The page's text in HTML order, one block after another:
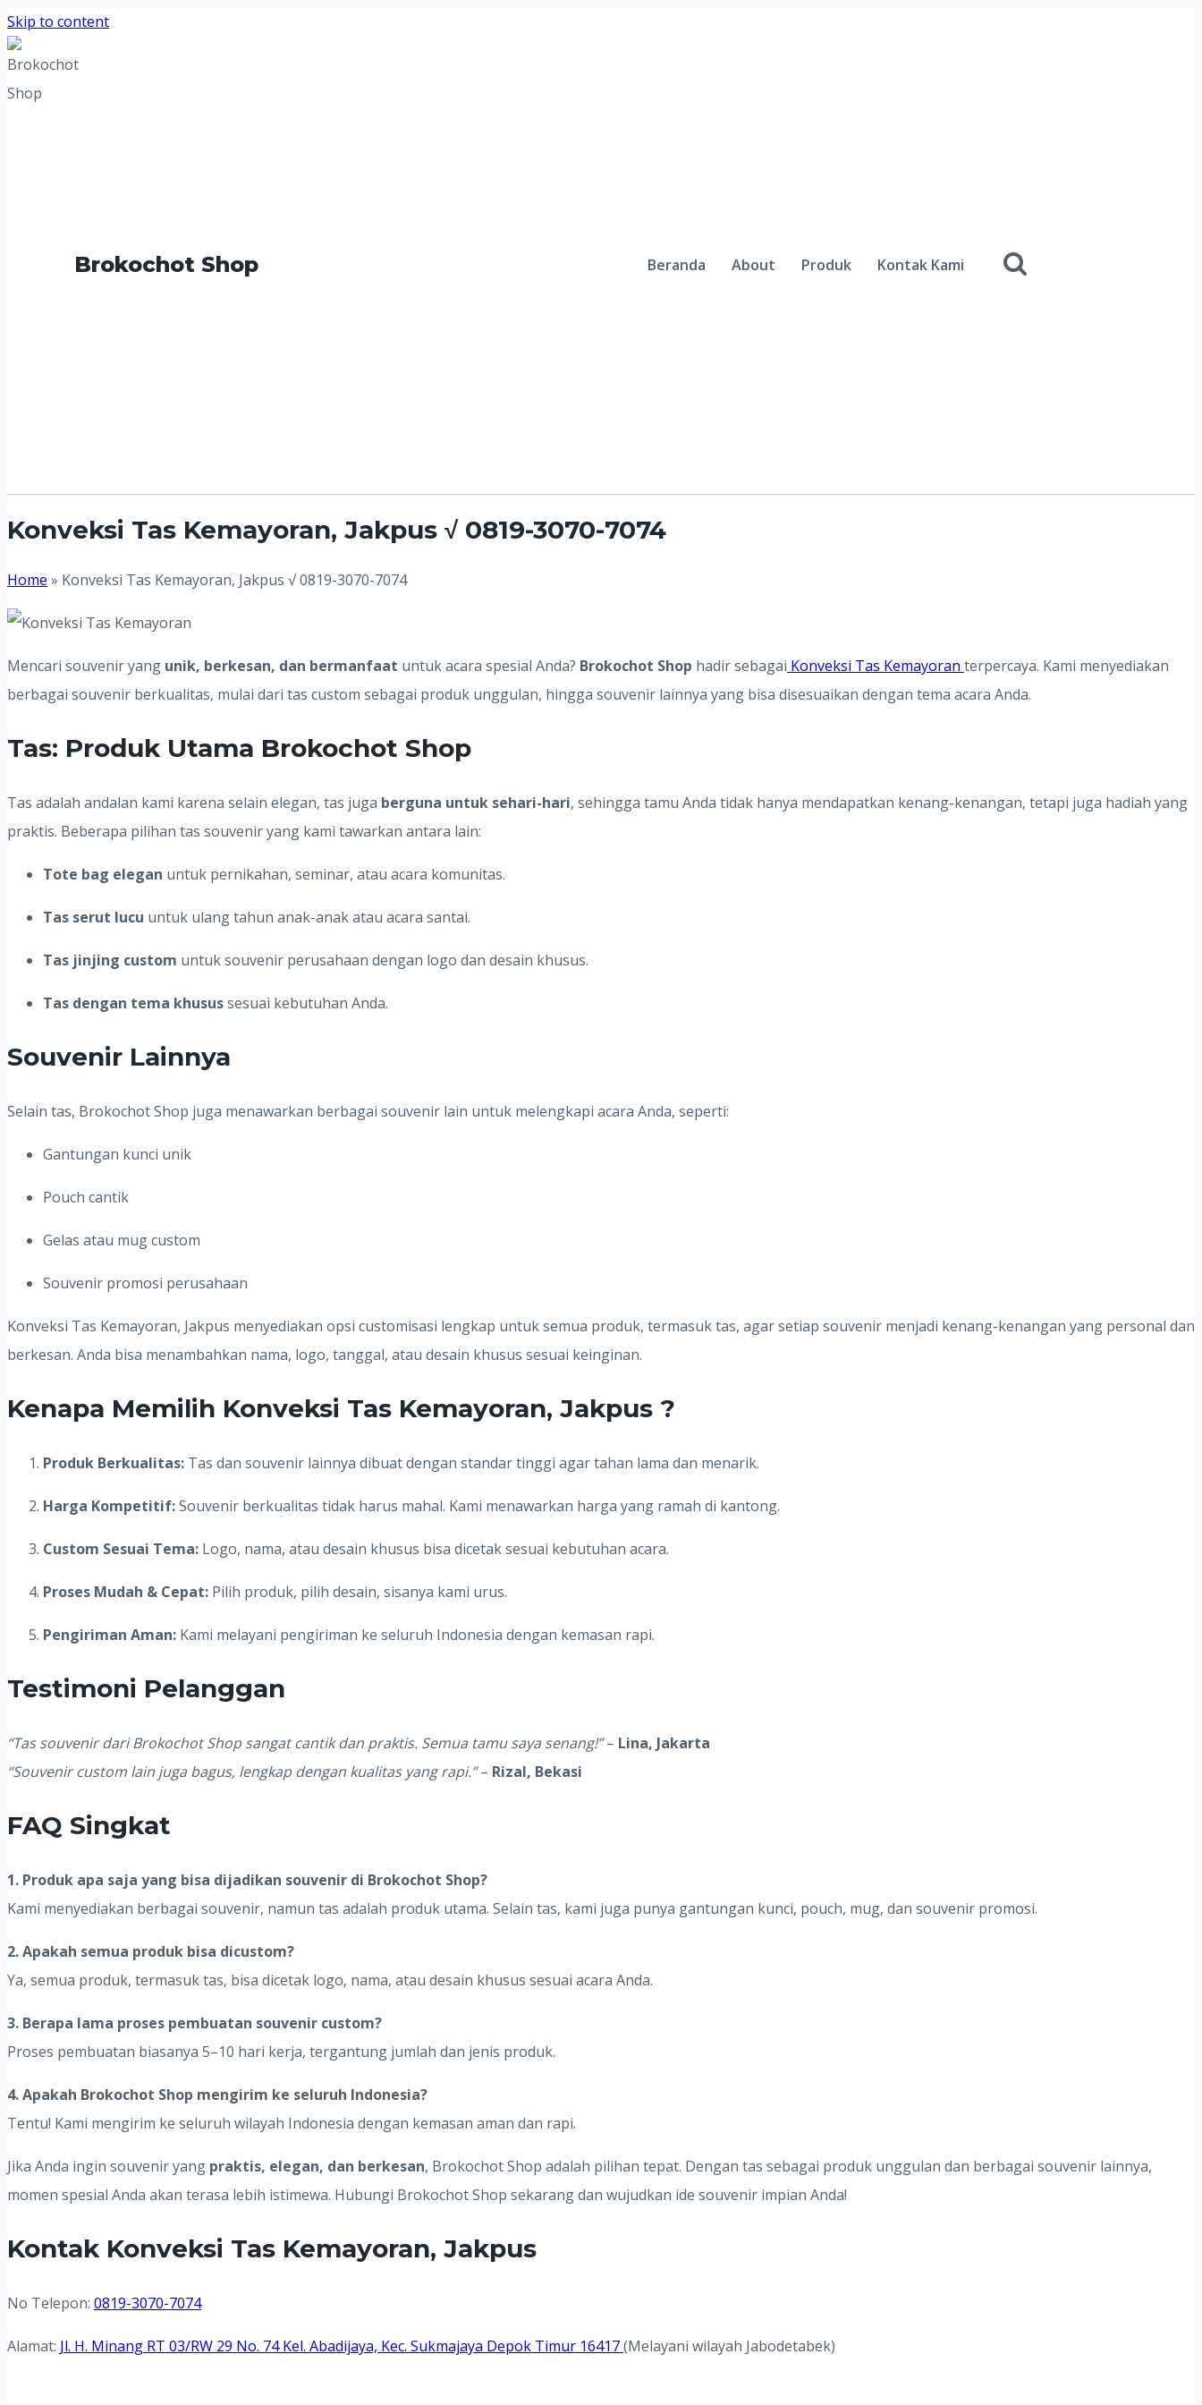
Skip to content
Brokochot Shop Beranda About Produk Kontak Kami
Konveksi Tas Kemayoran, Jakpus √ 0819-3070-7074
Home » Konveksi Tas Kemayoran, Jakpus √ 0819-3070-7074
Mencari souvenir yang unik, berkesan, dan bermanfaat untuk acara spesial Anda? Brokochot Shop hadir sebagai Konveksi Tas Kemayoran terpercaya. Kami menyediakan
berbagai souvenir berkualitas, mulai dari tas custom sebagai produk unggulan, hingga souvenir lainnya yang bisa disesuaikan dengan tema acara Anda.
Tas: Produk Utama Brokochot Shop
Tas adalah andalan kami karena selain elegan, tas juga berguna untuk sehari-hari, sehingga tamu Anda tidak hanya mendapatkan kenang-kenangan, tetapi juga hadiah yang
praktis. Beberapa pilihan tas souvenir yang kami tawarkan antara lain:
Tote bag elegan untuk pernikahan, seminar, atau acara komunitas.
Tas serut lucu untuk ulang tahun anak-anak atau acara santai.
Tas jinjing custom untuk souvenir perusahaan dengan logo dan desain khusus.
Tas dengan tema khusussesuai kebutuhan Anda.
Souvenir Lainnya
Selain tas, Brokochot Shop juga menawarkan berbagai souvenir lain untuk melengkapi acara Anda, seperti:
Gantungan kunci unik
Pouch cantik
Gelas atau mug custom
Souvenir promosi perusahaan
Konveksi Tas Kemayoran, Jakpus menyediakan opsi customisasi lengkap untuk semua produk, termasuk tas, agar setiap souvenir menjadi kenang-kenangan yang personal dan
berkesan. Anda bisa menambahkan nama, logo, tanggal, atau desain khusus sesuai keinginan.
Kenapa Memilih Konveksi Tas Kemayoran, Jakpus ?
Produk Berkualitas: Tas dan souvenir lainnya dibuat dengan standar tinggi agar tahan lama dan menarik.
Harga Kompetitif:Souvenir berkualitas tidak harus mahal. Kami menawarkan harga yang ramah di kantong.
Custom Sesuai Tema: Logo, nama, atau desain khusus bisa dicetak sesuai kebutuhan acara.
Proses Mudah & Cepat: Pilih produk, pilih desain, sisanya kami urus.
Pengiriman Aman: Kami melayani pengiriman ke seluruh Indonesia dengan kemasan rapi.
Testimoni Pelanggan
“Tas souvenir dari Brokochot Shop sangat cantik dan praktis. Semua tamu saya senang!”– Lina, Jakarta
“Souvenir custom lain juga bagus, lengkap dengan kualitas yang rapi.”– Rizal, Bekasi
FAQ Singkat
1. Produk apa saja yang bisa dijadikan souvenir di Brokochot Shop?
Kami menyediakan berbagai souvenir, namun tas adalah produk utama. Selain tas, kami juga punya gantungan kunci, pouch, mug, dan souvenir promosi.
2. Apakah semua produk bisa dicustom?
Ya, semua produk, termasuk tas, bisa dicetak logo, nama, atau desain khusus sesuai acara Anda.
3. Berapa lama proses pembuatan souvenir custom?
Proses pembuatan biasanya 5–10 hari kerja, tergantung jumlah dan jenis produk.
4. Apakah Brokochot Shop mengirim ke seluruh Indonesia?
Tentu! Kami mengirim ke seluruh wilayah Indonesia dengan kemasan aman dan rapi.
Jika Anda ingin souvenir yang praktis, elegan, dan berkesan, Brokochot Shop adalah pilihan tepat. Dengan tas sebagai produk unggulan dan berbagai souvenir lainnya,
momen spesial Anda akan terasa lebih istimewa. Hubungi Brokochot Shop sekarang dan wujudkan ide souvenir impian Anda!
Kontak Konveksi Tas Kemayoran, Jakpus
No Telepon: 0819-3070-7074
Alamat: Jl. H. Minang RT 03/RW 29 No. 74 Kel. Abadijaya, Kec. Sukmajaya Depok Timur 16417(Melayani wilayah Jabodetabek)